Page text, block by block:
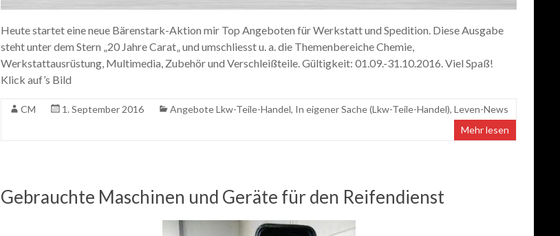
Heute startet eine neue Bärenstark-Aktion mir Top Angeboten für Werkstatt und Spedition. Diese Ausgabe
steht unter dem Stern „20 Jahre Carat„ und umschliesst u. a. die Themenbereiche Chemie,
Werkstattausrüstung, Multimedia, Zubehör und Verschleißteile. Gültigkeit: 01.09.-31.10.2016. Viel Spaß!
Klick auf’s Bild
CM 1. September 2016 Angebote Lkw-Teile-Handel, In eigener Sache (Lkw-Teile-Handel), Leven-News
Mehr lesen
Gebrauchte Maschinen und Geräte für den Reifendienst